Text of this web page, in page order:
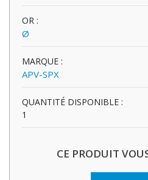
OR :
Ø
MARQUE :
APV-SPX
QUANTITÉ DISPONIBLE :
1
CE PRODUIT